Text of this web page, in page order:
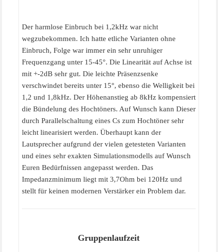
Der harmlose Einbruch bei 1,2kHz war nicht
wegzubekommen. Ich hatte etliche Varianten ohne
Einbruch, Folge war immer ein sehr unruhiger
Frequenzgang unter 15-45°. Die Linearität auf Achse ist
mit +-2dB sehr gut. Die leichte Präsenzsenke
verschwindet bereits unter 15°, ebenso die Welligkeit bei
1,2 und 1,8kHz. Der Höhenanstieg ab 8kHz kompensiert
die Bündelung des Hochtöners. Auf Wunsch kann Dieser
durch Parallelschaltung eines Cs zum Hochtöner sehr
leicht linearisiert werden. Überhaupt kann der
Lautsprecher aufgrund der vielen getesteten Varianten
und eines sehr exakten Simulationsmodells auf Wunsch
Euren Bedürfnissen angepasst werden. Das
Impedanzminimum liegt mit 3,7Ohm bei 120Hz und
stellt für keinen modernen Verstärker ein Problem dar.
Gruppenlaufzeit